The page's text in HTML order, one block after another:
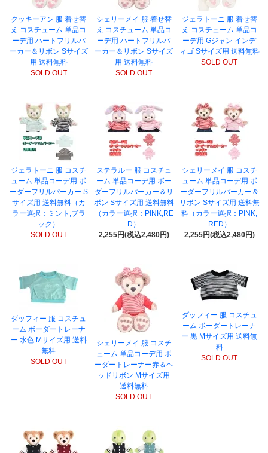
クッキーアン 服 着せ替
え コスチューム 単品コ
ーデ用 ハートフリルパ
ーカー＆リボン Sサイズ
用 送料無料
SOLD OUT
シェリーメイ 服 着せ替
え コスチューム 単品コ
ーデ用 ハートフリルパ
ーカー＆リボン Sサイズ
用 送料無料
SOLD OUT
ジェラトーニ 服 着せ替
え コスチューム 単品コ
ーデ用 Gジャン インデ
ィゴ Sサイズ用 送料無料
SOLD OUT
ジェラトーニ 服 コスチ
ューム 単品コーデ用 ボ
ーダーフリルパーカー S
サイズ用 送料無料（カ
ラー選択：ミント,ブラ
ック）
SOLD OUT
ステラルー 服 コスチュ
ーム 単品コーデ用 ボー
ダーフリルパーカー＆リ
ボン Sサイズ用 送料無料
（カラー選択：PINK,RE
D）
2,255円(税込2,480円)
シェリーメイ 服 コスチ
ューム 単品コーデ用 ボ
ーダーフリルパーカー＆
リボン Sサイズ用 送料無
料（カラー選択：PINK,
RED）
2,255円(税込2,480円)
ダッフィー 服 コスチュ
ーム ボーダートレーナ
ー 水色 Mサイズ用 送料
無料
SOLD OUT
シェリーメイ 服 コスチ
ューム 単品コーデ用 ボ
ーダートレーナー赤＆ヘ
ッドリボン Mサイズ用
送料無料
SOLD OUT
ダッフィー 服 コスチュ
ーム ボーダートレーナ
ー 黒 Mサイズ用 送料無
料
SOLD OUT